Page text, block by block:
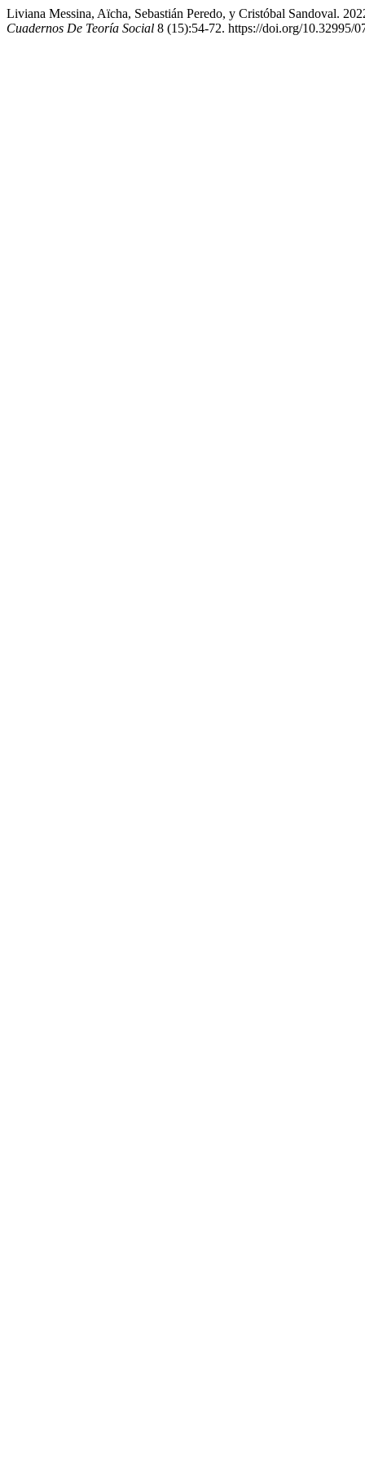
Liviana Messina, Aïcha, Sebastián Peredo, y Cristóbal Sandoval.
Cuadernos De Teoría Social 8 (15):54-72. https://doi.org/10.32995/